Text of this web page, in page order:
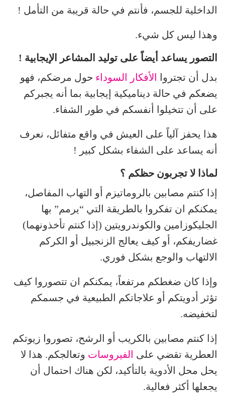
الداخلية للجسم، فأنتم في حالة قريبة من التأمل !
وهذا ليس كل شيء.
التصور يساعد أيضاً على توليد المشاعر الإيجابية !
بدل أن تجتروا الأفكار السوداء حول مرضكم، فهو
يضعكم في حالة ديناميكية إيجابية بما أنه يجبركم
على أن تتخيلوا أنفسكم في طور الشفاء.
هذا يحفز آلياً على العيش في واقع متفائل، نعرف
أنه يساعد على الشفاء بشكل كبير !
لماذا لا تجربون حظكم ؟
إذا كنتم مصابين بالروماتيزم أو التهاب المفاصل،
يمكنكم ان تفكروا بالطريقة التي “يرمم” بها
الجليكوزامين والكوندرويتين (إذا كنتم تأخذونهما)
غضاريفكم، أو كيف يعالج الزنجبيل أو الكركم
الالتهاب والوجع بشكل فوري.
وإذا كان ضغطكم مرتفعاً، يمكنكم ان تتصوروا كيف
تؤثر أدويتكم أو علاجاتكم الطبيعية في جسمكم
لتخفيضه.
إذا كنتم مصابين بالكريب أو الرشح، تصوروا زيوتكم
العطرية تقضي على الفيروسات وتعالجكم. هذا لا
يحل محل الأدوية بالتأكيد، لكن هناك احتمال أن
يجعلها أكثر فعالية.